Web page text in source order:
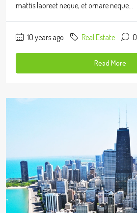
mattis laoreet neque, et ornare neque...
10 years ago Real Estate 0
Read More